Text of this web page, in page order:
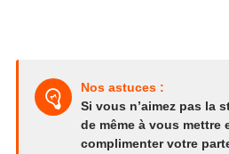
Nos astuces :
Si vous n’aimez pas la
de même à vous mettre
complimenter votre